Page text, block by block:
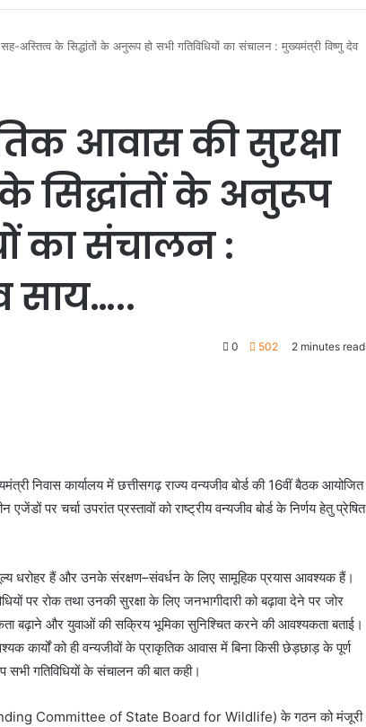
अस्तित्व के सिद्धांतों के अनुरूप हो सभी गतिविधियों का संचालन : मुख्यमंत्री विष्णु देव
आवास की सुरक्षा
सिद्धांतों के अनुरूप
का संचालन :
साय…..
0 502 2 minutes read
निवास कार्यालय में छत्तीसगढ़ राज्य वन्यजीव बोर्ड की 16वीं बैठक आयोजित
पर चर्चा उपरांत प्रस्तावों को राष्ट्रीय वन्यजीव बोर्ड के निर्णय हेतु प्रेषित
धरोहर हैं और उनके संरक्षण–संवर्धन के लिए सामूहिक प्रयास आवश्यक हैं।
पर रोक तथा उनकी सुरक्षा के लिए जनभागीदारी को बढ़ावा देने पर जोर
बढ़ाने और युवाओं की सक्रिय भूमिका सुनिश्चित करने की आवश्यकता बताई।
कार्यों को ही वन्यजीवों के प्राकृतिक आवास में बिना किसी छेड़छाड़ के पूर्ण
गतिविधियों के संचालन की बात कही।
Committee of State Board for Wildlife) के गठन को मंजूरी